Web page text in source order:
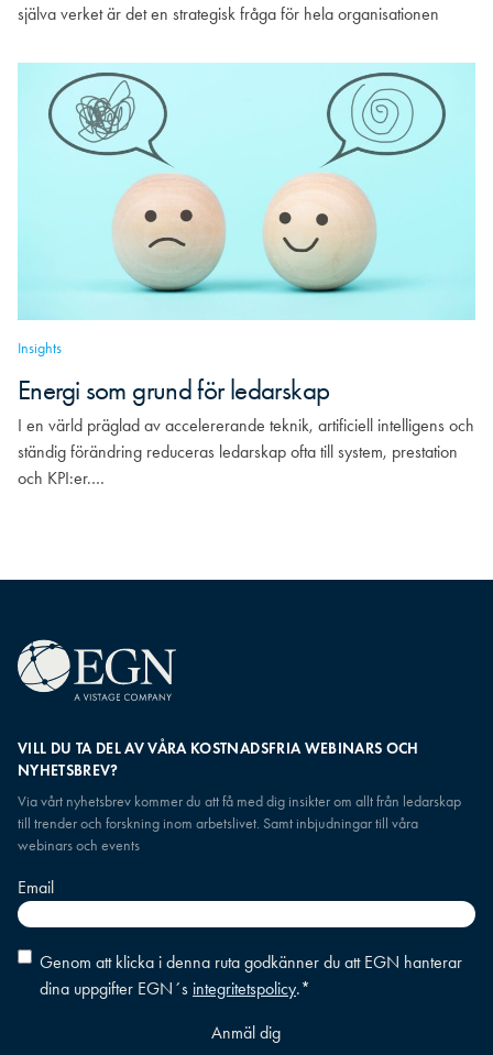
själva verket är det en strategisk fråga för hela organisationen
Insights
Energi som grund för ledarskap
I en värld präglad av accelererande teknik, artificiell intelligens och
ständig förändring reduceras ledarskap ofta till system, prestation
och KPI:er.…
VILL DU TA DEL AV VÅRA KOSTNADSFRIA WEBINARS OCH
NYHETSBREV?
Via vårt nyhetsbrev kommer du att få med dig insikter om allt från ledarskap
till trender och forskning inom arbetslivet. Samt inbjudningar till våra
webinars och events
Email
Consent*
Genom att klicka i denna ruta godkänner du att EGN hanterar
dina uppgifter EGN´s integritetspolicy.*